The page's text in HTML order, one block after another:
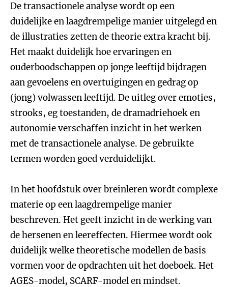
De transactionele analyse wordt op een
duidelijke en laagdrempelige manier uitgelegd en
de illustraties zetten de theorie extra kracht bij.
Het maakt duidelijk hoe ervaringen en
ouderboodschappen op jonge leeftijd bijdragen
aan gevoelens en overtuigingen en gedrag op
(jong) volwassen leeftijd. De uitleg over emoties,
strooks, eg toestanden, de dramadriehoek en
autonomie verschaffen inzicht in het werken
met de transactionele analyse. De gebruikte
termen worden goed verduidelijkt.
In het hoofdstuk over breinleren wordt complexe
materie op een laagdrempelige manier
beschreven. Het geeft inzicht in de werking van
de hersenen en leereffecten. Hiermee wordt ook
duidelijk welke theoretische modellen de basis
vormen voor de opdrachten uit het doeboek. Het
AGES-model, SCARF-model en mindset.